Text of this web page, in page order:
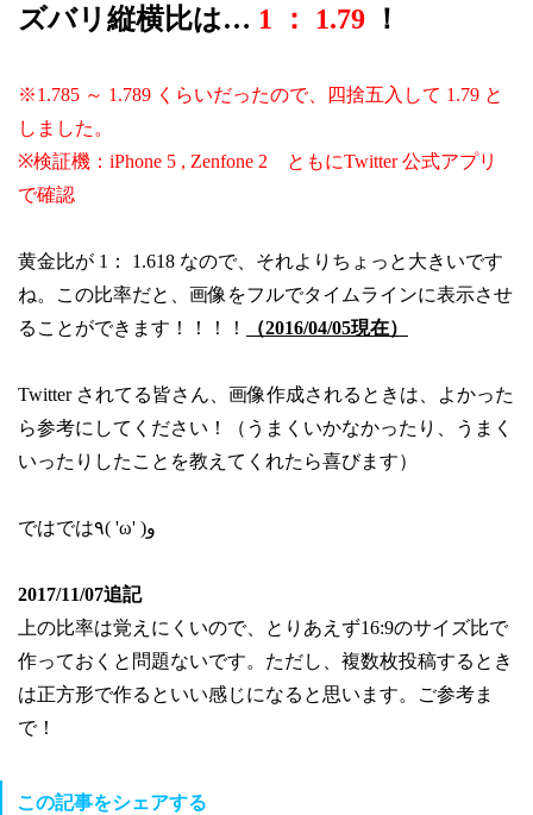
ズバリ縦横比は… 1 ： 1.79 ！
※1.785 ～ 1.789 くらいだったので、四捨五入して 1.79 と
しました。
※検証機：iPhone 5 , Zenfone 2 ともにTwitter 公式アプリ
で確認
黄金比が 1： 1.618 なので、それよりちょっと大きいです
ね。この比率だと、画像をフルでタイムラインに表示させ
ることができます！！！！
（2016/04/05現在）
Twitter されてる皆さん、画像作成されるときは、よかった
ら参考にしてください！（うまくいかなかったり、うまく
いったりしたことを教えてくれたら喜びます）
ではでは٩( 'ω' )و
2017/11/07追記
上の比率は覚えにくいので、とりあえず16:9のサイズ比で
作っておくと問題ないです。ただし、複数枚投稿するとき
は正方形で作るといい感じになると思います。ご参考ま
で！
この記事をシェアする